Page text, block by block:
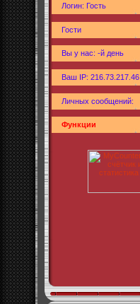
Логин: Гость
Гости
Вы у нас: -й день
Ваш IP: 216.73.217.46
Личных сообщений:
Функции